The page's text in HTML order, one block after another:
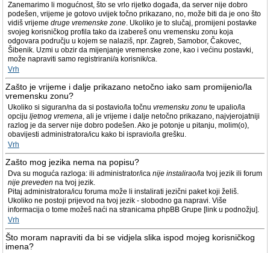
Zanemarimo li mogućnost, što se vrlo rijetko događa, da server nije dobro
podešen, vrijeme je gotovo uvijek točno prikazano, no, može biti da je ono što
vidiš vrijeme druge vremenske zone. Ukoliko je to slučaj, promijeni postavke
svojeg korisničkog profila tako da izabereš onu vremensku zonu koja
odgovara području u kojem se nalaziš, npr. Zagreb, Samobor, Čakovec,
Šibenik. Uzmi u obzir da mijenjanje vremenske zone, kao i većinu postavki,
može napraviti samo registrirani/a korisnik/ca.
Vrh
Zašto je vrijeme i dalje prikazano netočno iako sam promijenio/la
vremensku zonu?
Ukoliko si siguran/na da si postavio/la točnu vremensku zonu te upalio/la
opciju ljetnog vremena, ali je vrijeme i dalje netočno prikazano, najvjerojatniji
razlog je da server nije dobro podešen. Ako je potonje u pitanju, molim(o),
obavijesti administratora/icu kako bi ispravio/la grešku.
Vrh
Zašto mog jezika nema na popisu?
Dva su moguća razloga: ili administrator/ica nije instalirao/la tvoj jezik ili forum
nije preveden na tvoj jezik.
Pitaj administratora/icu foruma može li instalirati jezični paket koji želiš.
Ukoliko ne postoji prijevod na tvoj jezik - slobodno ga napravi. Više
informacija o tome možeš naći na stranicama phpBB Grupe [link u podnožju].
Vrh
Što moram napraviti da bi se vidjela slika ispod mojeg korisničkog
imena?